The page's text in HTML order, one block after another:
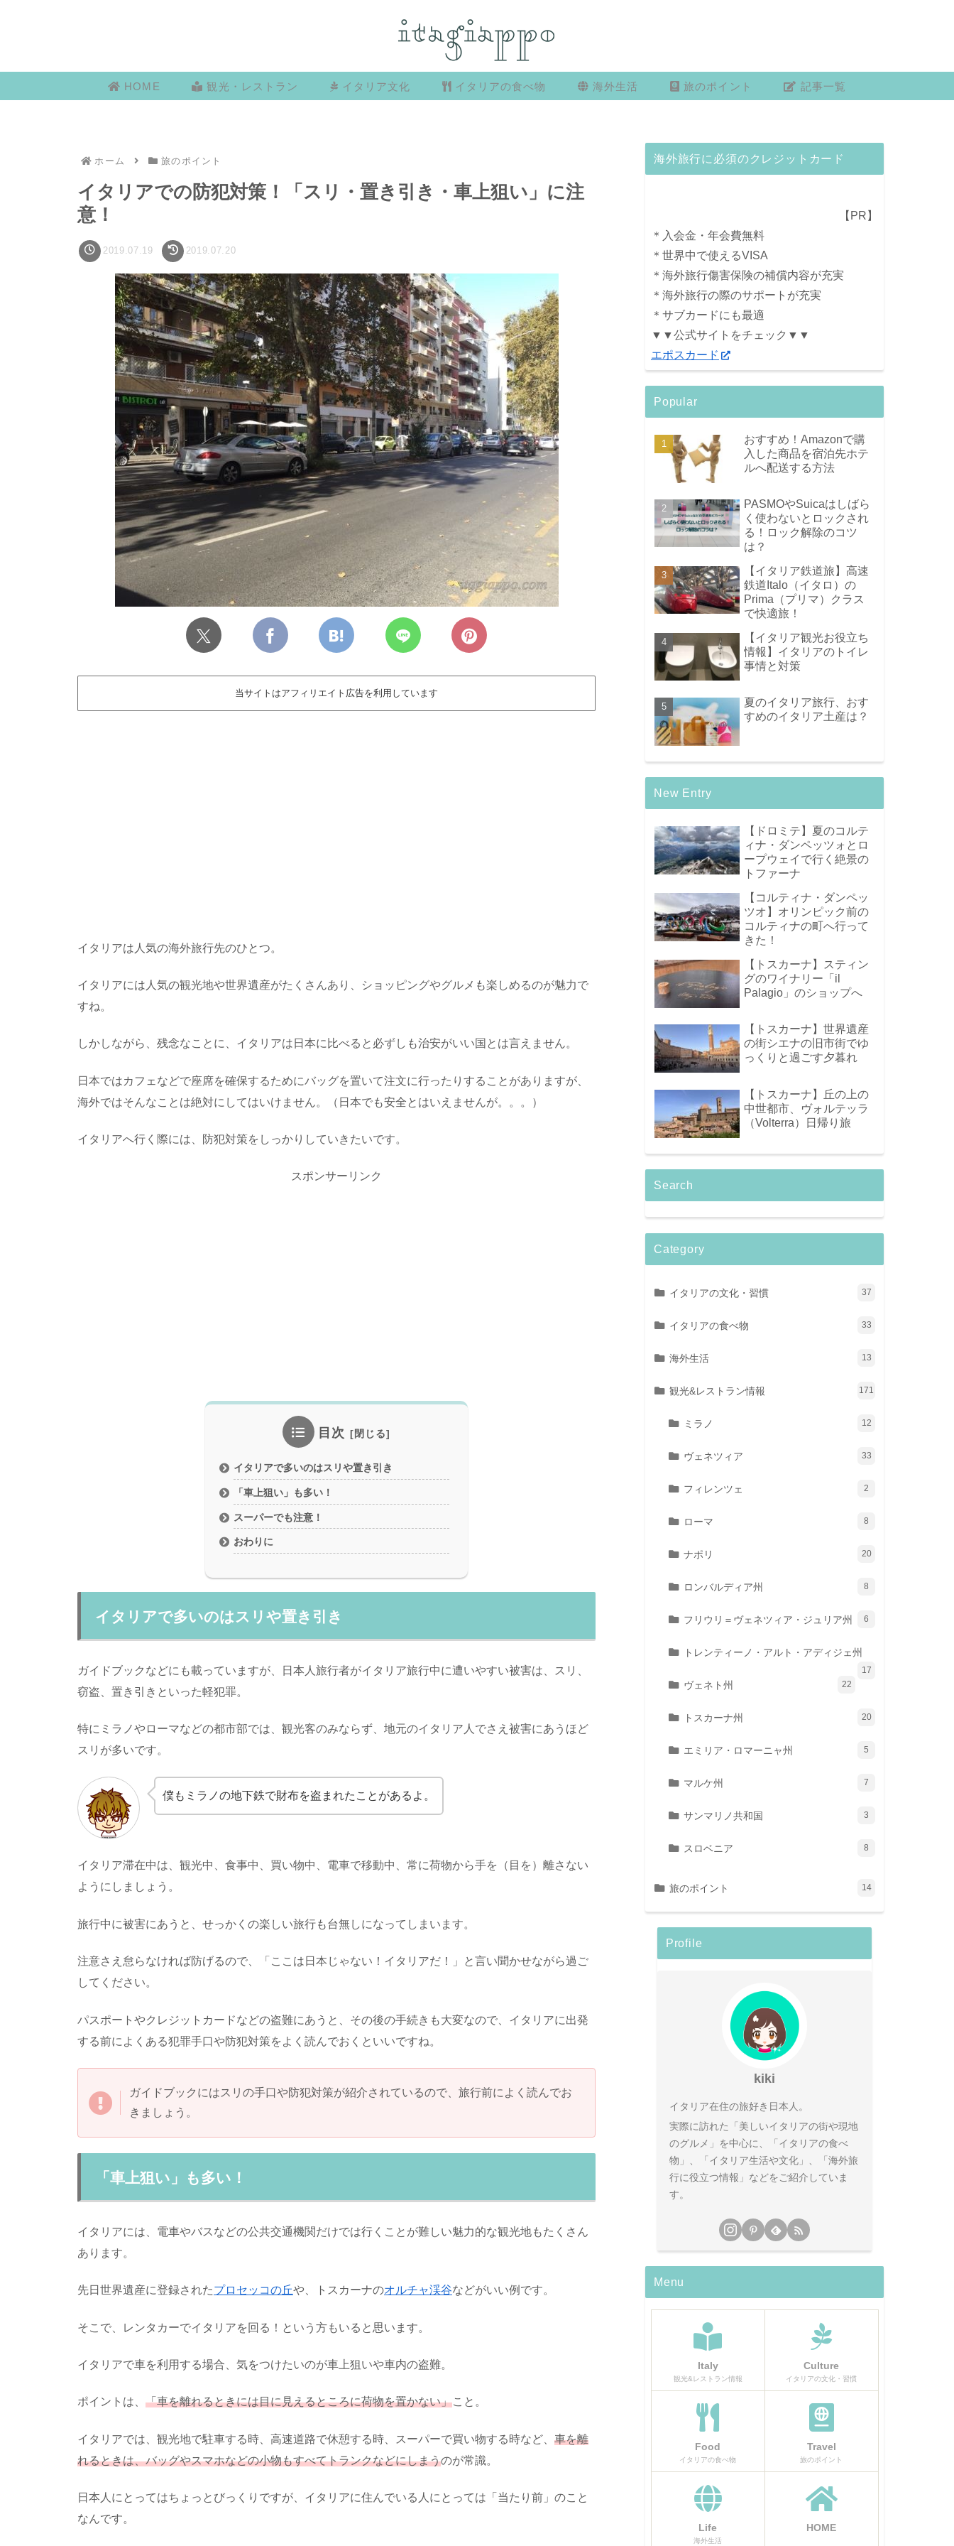
HOME 観光・レストラン イタリア文化 イタリアの食べ物 海外生活 旅のポイント 記事一覧
ホーム 旅のポイント
イタリアでの防犯対策！「スリ・置き引き・車上狙い」に注
意！
2019.07.19 2019.07.20
当サイトはアフィリエイト広告を利用しています
イタリアは人気の海外旅行先のひとつ。
イタリアには人気の観光地や世界遺産がたくさんあり、ショッピングやグルメも楽しめるのが魅力で
すね。
しかしながら、残念なことに、イタリアは日本に比べると必ずしも治安がいい国とは言えません。
日本ではカフェなどで座席を確保するためにバッグを置いて注文に行ったりすることがありますが、
海外ではそんなことは絶対にしてはいけません。（日本でも安全とはいえませんが。。。）
イタリアへ行く際には、防犯対策をしっかりしていきたいです。
スポンサーリンク
目次
イタリアで多いのはスリや置き引き
「車上狙い」も多い！
スーパーでも注意！
おわりに
イタリアで多いのはスリや置き引き
ガイドブックなどにも載っていますが、日本人旅行者がイタリア旅行中に遭いやすい被害は、スリ、
窃盗、置き引きといった軽犯罪。
特にミラノやローマなどの都市部では、観光客のみならず、地元のイタリア人でさえ被害にあうほど
スリが多いです。
僕もミラノの地下鉄で財布を盗まれたことがあるよ。
イタリア滞在中は、観光中、食事中、買い物中、電車で移動中、常に荷物から手を（目を）離さない
ようにしましょう。
旅行中に被害にあうと、せっかくの楽しい旅行も台無しになってしまいます。
注意さえ怠らなければ防げるので、「ここは日本じゃない！イタリアだ！」と言い聞かせながら過ご
してください。
パスポートやクレジットカードなどの盗難にあうと、その後の手続きも大変なので、イタリアに出発
する前によくある犯罪手口や防犯対策をよく読んでおくといいですね。
ガイドブックにはスリの手口や防犯対策が紹介されているので、旅行前によく読んでお
きましょう。
「車上狙い」も多い！
イタリアには、電車やバスなどの公共交通機関だけでは行くことが難しい魅力的な観光地もたくさん
あります。
先日世界遺産に登録されたプロセッコの丘や、トスカーナのオルチャ渓谷などがいい例です。
そこで、レンタカーでイタリアを回る！という方もいると思います。
イタリアで車を利用する場合、気をつけたいのが車上狙いや車内の盗難。
ポイントは、 「車を離れるときには目に見えるところに荷物を置かない」こと。
イタリアでは、観光地で駐車する時、高速道路で休憩する時、スーパーで買い物する時など、 車を離
れるときは、バッグやスマホなどの小物もすべてトランクなどにしまうのが常識。
日本人にとってはちょっとびっくりですが、イタリアに住んでいる人にとっては「当たり前」のこと
なんです。
海外旅行に必須のクレジットカード
【PR】
＊入会金・年会費無料
＊世界中で使えるVISA
＊海外旅行傷害保険の補償内容が充実
＊海外旅行の際のサポートが充実
＊サブカードにも最適
▼▼公式サイトをチェック▼▼
エポスカード
Popular
おすすめ！Amazonで購
入した商品を宿泊先ホテ
ルへ配送する方法
PASMOやSuicaはしばら
く使わないとロックされ
る！ロック解除のコツ
は？
【イタリア鉄道旅】高速
鉄道Italo（イタロ）の
Prima（プリマ）クラス
で快適旅！
【イタリア観光お役立ち
情報】イタリアのトイレ
事情と対策
夏のイタリア旅行、おす
すめのイタリア土産は？
New Entry
【ドロミテ】夏のコルテ
ィナ・ダンペッツォとロ
ープウェイで行く絶景の
トファーナ
【コルティナ・ダンペッ
ツオ】オリンピック前の
コルティナの町へ行って
きた！
【トスカーナ】スティン
グのワイナリー「il
Palagio」のショップへ
【トスカーナ】世界遺産
の街シエナの旧市街でゆ
っくりと過ごす夕暮れ
【トスカーナ】丘の上の
中世都市、ヴォルテッラ
（Volterra）日帰り旅
Search
Category
イタリアの文化・習慣 37
イタリアの食べ物 33
海外生活 13
観光&レストラン情報 171
ミラノ 12
ヴェネツィア 33
フィレンツェ 2
ローマ 8
ナポリ 20
ロンバルディア州 8
フリウリ＝ヴェネツィア・ジュリア州 6
トレンティーノ・アルト・アディジェ州
17
ヴェネト州 22
トスカーナ州 20
エミリア・ロマーニャ州 5
マルケ州 7
サンマリノ共和国 3
スロベニア 8
旅のポイント 14
Profile
kiki
イタリア在住の旅好き日本人。
実際に訪れた「美しいイタリアの街や現地
のグルメ」を中心に、「イタリアの食べ
物」、「イタリア生活や文化」、「海外旅
行に役立つ情報」などをご紹介していま
す。
Menu
Italy
観光&レストラン情報
Culture
イタリアの文化・習慣
Food
イタリアの食べ物
Travel
旅のポイント
Life
海外生活
HOME